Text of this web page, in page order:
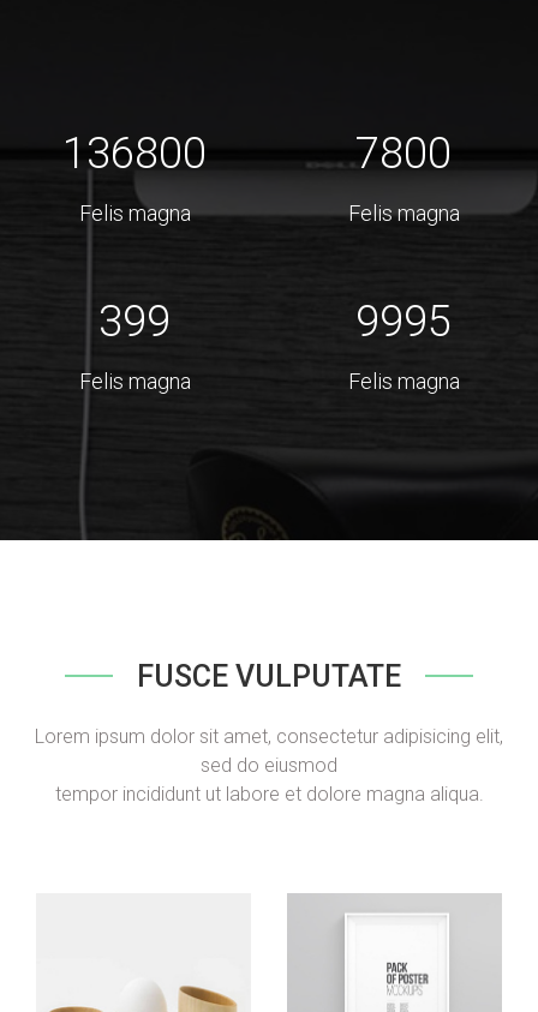
136800
Felis magna
7800
Felis magna
399
Felis magna
9995
Felis magna
FUSCE VULPUTATE
Lorem ipsum dolor sit amet, consectetur adipisicing elit,
sed do eiusmod
tempor incididunt ut labore et dolore magna aliqua.